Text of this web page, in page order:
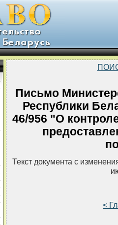
Письмо
Республики
46/956 "О
Текст документа с
<